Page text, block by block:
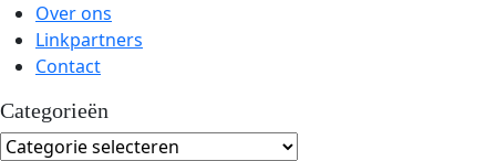
Over ons
Linkpartners
Contact
Categorieën
Categorieën